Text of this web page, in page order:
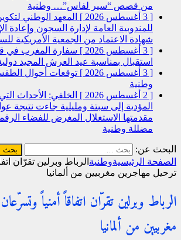
من قصص “سير لفاس”… وطنية
[ 3 أغسطس 2026 ]
المعهد الوطني
للمندوبية العامة لإدارة السجون وإعادة
شهادة الاعتماد من الجمعية الأمريكية
[ 3 أغسطس 2026 ]
سفارة المغرب في
استقبال بمناسبة عيد العرش المجيد
[ 3 أغسطس 2026 ]
توقعات أحوال الطقس
وطنية
[ 2 أغسطس 2026 ]
الخلفي: الأحداث
المؤدية إلى سبتة ومليلية جاءت نتيجة
مقدمتها الاستغلال المغرض للفضاء
مضللة وطنية
البحث عن:
الصفحة الرئيسيةوطنية الرباط وبرلين تقرّان
ترحيل مهاجرين مغربيين من ألمانيا
الرباط وبرلين تقرّان اتفاقاً أمنياً
مغربيين من ألمانيا